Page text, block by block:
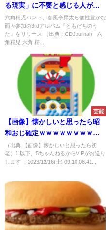
る現実」に不要と感じる人が続
出する
六角精児バンド、春風亭昇太ら個性豊かな
面々参加の3rdアルバム『ともだちのう
た』をリリース （出典：CDJournal） 六
角精児 六角 精...
芸能
【画像】懐かしいと思ったら昭
和おじ確定ｗｗｗｗｗｗｗｗｗ
ｗｗｗｗｗｗｗｗｗｗｗｗｗ
（出典 【画像】懐かしいと思ったら初
老）1 以下、5ちゃんねるからVIPがお送り
します ：2023/12/16(土) 09:10:08.41...